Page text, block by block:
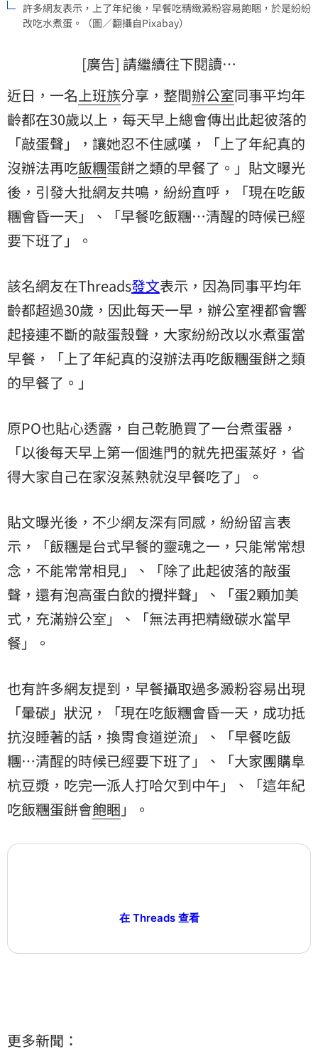
許多網友表示，上了年紀後，早餐吃精緻澱粉容易飽睏，於是紛紛
改吃水煮蛋。（圖／翻攝自Pixabay）
[廣告] 請繼續往下閱讀…
近日，一名上班族分享，整間辦公室同事平均年
齡都在30歲以上，每天早上總會傳出此起彼落的
「敲蛋聲」，讓她忍不住感嘆，「上了年紀真的
沒辦法再吃飯糰蛋餅之類的早餐了。」貼文曝光
後，引發大批網友共鳴，紛紛直呼，「現在吃飯
糰會昏一天」、「早餐吃飯糰⋯清醒的時候已經
要下班了」。
該名網友在Threads發文表示，因為同事平均年
齡都超過30歲，因此每天一早，辦公室裡都會響
起接連不斷的敲蛋殼聲，大家紛紛改以水煮蛋當
早餐，「上了年紀真的沒辦法再吃飯糰蛋餅之類
的早餐了。」
原PO也貼心透露，自己乾脆買了一台煮蛋器，
「以後每天早上第一個進門的就先把蛋蒸好，省
得大家自己在家沒蒸熟就沒早餐吃了」。
貼文曝光後，不少網友深有同感，紛紛留言表
示，「飯糰是台式早餐的靈魂之一，只能常常想
念，不能常常相見」、「除了此起彼落的敲蛋
聲，還有泡高蛋白飲的攪拌聲」、「蛋2顆加美
式，充滿辦公室」、「無法再把精緻碳水當早
餐」。
也有許多網友提到，早餐攝取過多澱粉容易出現
「暈碳」狀況，「現在吃飯糰會昏一天，成功抵
抗沒睡著的話，換胃食道逆流」、「早餐吃飯
糰⋯清醒的時候已經要下班了」、「大家團購阜
杭豆漿，吃完一派人打哈欠到中午」、「這年紀
吃飯糰蛋餅會飽睏 」。
在 Threads 查看
更多新聞：